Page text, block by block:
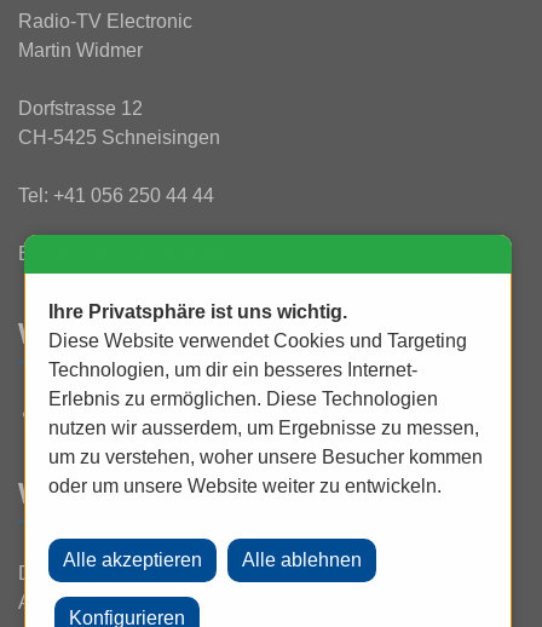
Radio-TV Electronic
Martin Widmer
Dorfstrasse 12
CH-5425 Schneisingen
Tel: +41 056 250 44 44
E-Mail:
WAS IST NEU?
UHD 4K bei uns erleben und staunen!
WEITERES
Datenschutz
Allgemeine Geschäftsbedingungen
Ihre Privatsphäre ist uns wichtig.
Diese Website verwendet Cookies und Targeting
Technologien, um dir ein besseres Internet-
Erlebnis zu ermöglichen. Diese Technologien
nutzen wir ausserdem, um Ergebnisse zu messen,
um zu verstehen, woher unsere Besucher kommen
oder um unsere Website weiter zu entwickeln.